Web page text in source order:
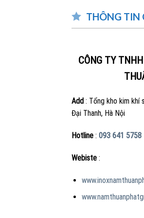
THÔNG TIN
CÔNG TY
Add : Tổng kho kim khí
Đại Thanh, Hà Nội
Hotline : 093 641 5758
Webiste :